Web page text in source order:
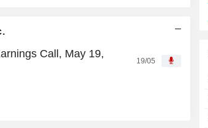
Call, May 19,
19/05